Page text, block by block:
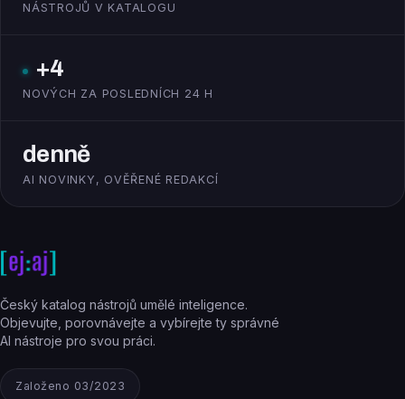
NÁSTROJŮ V KATALOGU
+4
NOVÝCH ZA POSLEDNÍCH 24 H
denně
AI NOVINKY, OVĚŘENÉ REDAKCÍ
Český katalog nástrojů umělé inteligence.
Objevujte, porovnávejte a vybírejte ty správné
AI nástroje pro svou práci.
Založeno 03/2023